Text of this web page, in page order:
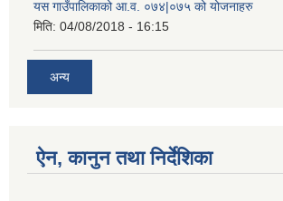
यस गाउँपालिकाको आ.व. ०७४|०७५ को योजनाहरु
मिति: 04/08/2018 - 16:15
अन्य
ऐन, कानुन तथा निर्देशिका